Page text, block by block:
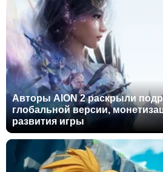
Авторы AION 2 раскрыли
глобальной версии,
развития игры